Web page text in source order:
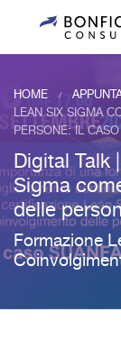
HOME /
LEAN SIX SIGMA
PERSONE: IL
Digital Talk
Sigma
delle
Formazione